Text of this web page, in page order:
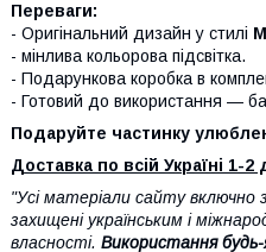
Переваги:
- Оригінальний дизайн у стилі
- мінлива кольорова підсвітка.
- Подарункова коробка в
- Готовий до використання —
Подаруйте частинку
Доставка по всій Україні 1-2
"Усі матеріали сайту
захищені українським і
власності. Використання